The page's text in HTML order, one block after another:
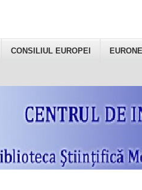
CONSILIUL EUROPEI